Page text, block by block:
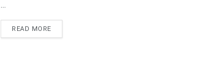
READ MORE